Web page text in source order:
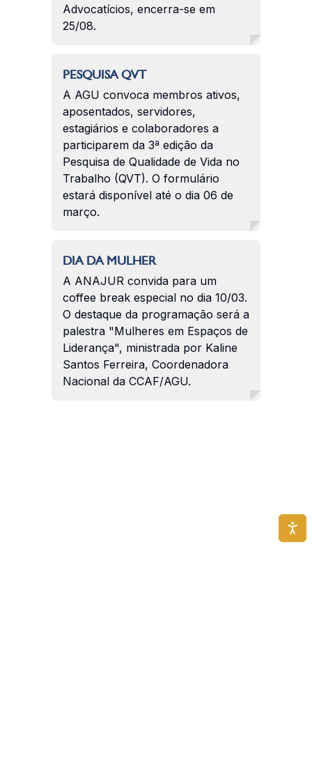
Advocatícios, encerra-se em
25/08.
PESQUISA QVT
A AGU convoca membros ativos,
aposentados, servidores,
estagiários e colaboradores a
participarem da 3ª edição da
Pesquisa de Qualidade de Vida no
Trabalho (QVT). O formulário
estará disponível até o dia 06 de
março.
DIA DA MULHER
A ANAJUR convida para um
coffee break especial no dia 10/03.
O destaque da programação será a
palestra "Mulheres em Espaços de
Liderança", ministrada por Kaline
Santos Ferreira, Coordenadora
Nacional da CCAF/AGU.